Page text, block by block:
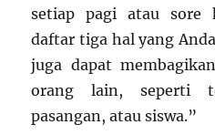
setiap pagi atau sore
daftar tiga hal yang
juga dapat
orang lain, seperti
pasangan, atau siswa.”